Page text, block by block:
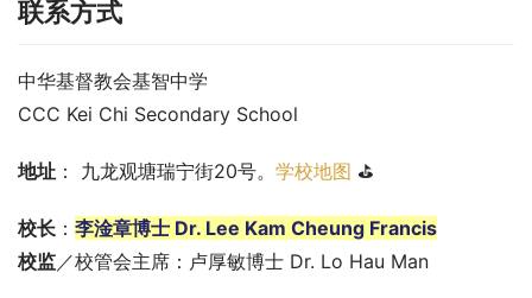
联系方式
中华基督教会基智中学
CCC Kei Chi Secondary School
地址 ： 九龙观塘瑞宁街20号。 学校地图 ⛳
校长 ： 李淦章博士 Dr. Lee Kam Cheung Francis
校监 ／校管会主席：卢厚敏博士 Dr. Lo Hau Man